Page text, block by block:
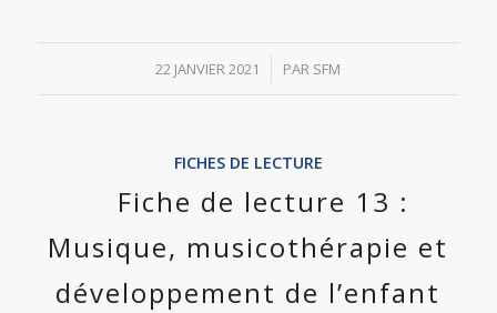
22 JANVIER 2021
/ PAR SFM
FICHES DE LECTURE
Fiche de lecture 13 :
Musique, musicothérapie et
développement de l’enfant